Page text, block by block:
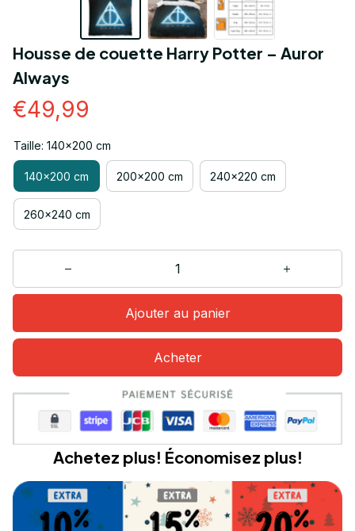
Housse de couette Harry Potter – Auror
Always
€49,99
Taille: 140x200 cm
140x200 cm 200x200 cm 240x220 cm
260x240 cm
Ajouter au panier
Acheter
Achetez plus! Économisez plus!